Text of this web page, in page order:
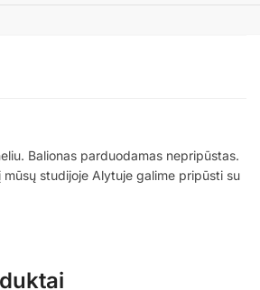
Balionas parduodamas nepripūstas.
studijoje Alytuje galime pripūsti su